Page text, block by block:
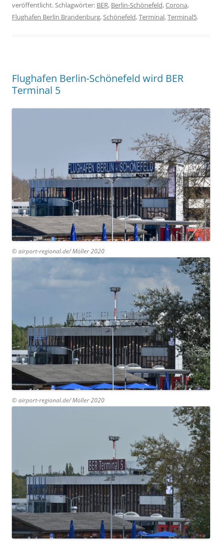
veröffentlicht. Schlagwörter: BER, Berlin-Schönefeld,Corona,
Flughafen Berlin Brandenburg,Schönefeld,Terminal,Terminal5.
Flughafen Berlin-Schönefeld wird BER
Terminal 5
© airport-regional.de/ Möller 2020
© airport-regional.de/ Möller 2020